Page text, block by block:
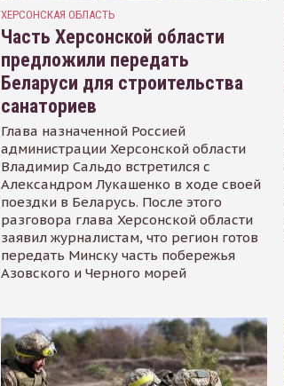
ХЕРСОНСКАЯ ОБЛАСТЬ
Часть Херсонской области
предложили передать
Беларуси для строительства
санаториев
Глава назначенной Россией
администрации Херсонской области
Владимир Сальдо встретился с
Александром Лукашенко в ходе своей
поездки в Беларусь. После этого
разговора глава Херсонской области
заявил журналистам, что регион готов
передать Минску часть побережья
Азовского и Черного морей